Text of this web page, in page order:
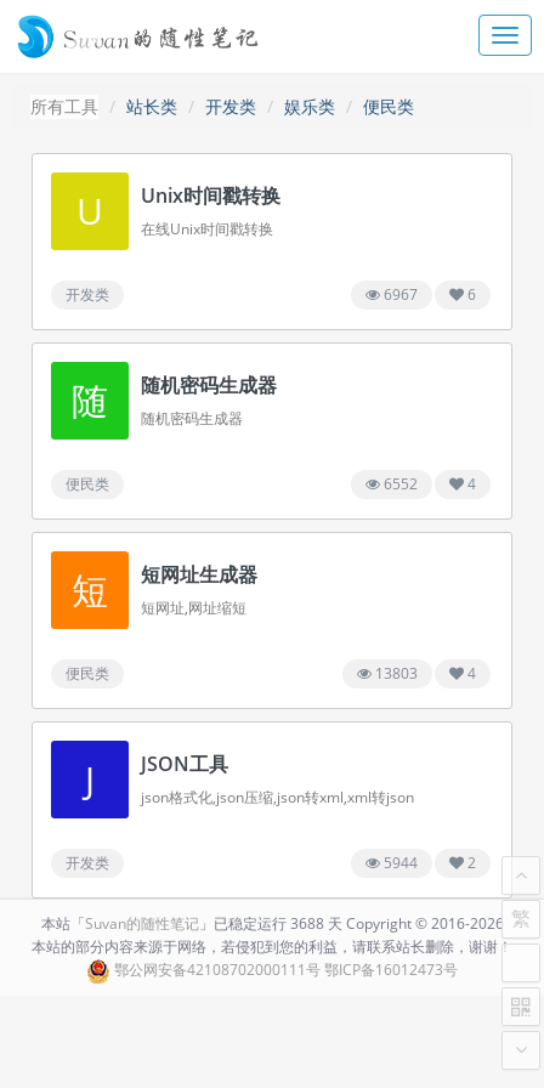
所有工具 站长类 开发类 娱乐类 便民类
U Unix时间戳转换
在线Unix时间戳转换
开发类 6
6967
随 随机密码生成器
随机密码生成器
便民类 4
6552
短 短网址生成器
短网址,网址缩短
便民类 4
13803
J JSON工具
json格式化,json压缩,json转xml,xml转json
开发类 2
5944
本站「Suvan的随性笔记」已稳定运行3688 天 Copyright ©2016-2026
本站的部分内容来源于网络，若侵犯到您的利益，请联系站长删除，谢谢！
鄂公网安备42108702000111号鄂ICP备16012473号
繁